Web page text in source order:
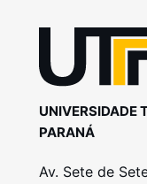
UNIVERSIDADE
PARANÁ
Av. Sete de